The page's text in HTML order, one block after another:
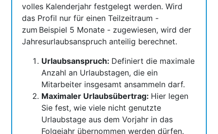
volles Kalenderjahr festgelegt werden. Wird
das Profil nur für einen Teilzeitraum -
zum Beispiel 5 Monate - zugewiesen, wird der
Jahresurlaubsanspruch anteilig berechnet.
Urlaubsanspruch: Definiert die maximale
Anzahl an Urlaubstagen, die ein
Mitarbeiter insgesamt ansammeln darf.
Maximaler Urlaubsübertrag: Hier legen
Sie fest, wie viele nicht genutzte
Urlaubstage aus dem Vorjahr in das
Folgejahr übernommen werden dürfen.